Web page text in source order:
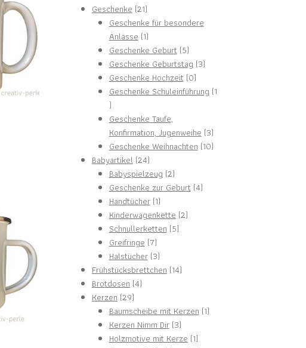
Geschenke 2121
Produkte
Geschenke für besondere
Anlässe 11
Produkt
Geschenke Geburt 55
Produkte
Geschenke Geburtstag 33
Geschenke Hochzeit 00
Produkte
Geschenke Schuleinführung 1
1
Produkt
Geschenke Taufe,
Konfirmation, Jugenweihe 33
Produkte
Geschenke Weihnachten 1010
Babyartikel 2424
Produkte
Babyspielzeug 22
Produkte
Geschenke zur Geburt 44
Handtücher 11
Produkt
Kinderwagenkette 22
Schnullerketten 55
Greifringe 77
Produkte
Halstücher 33
Produkte
Frühstücksbrettchen 1414
Brotdosen 44
Kerzen 2929
Produkte
Baumscheibe mit Kerzen 11
Kerzen Nimm Dir 33
Produkte
Holzmotive mit Kerze 11